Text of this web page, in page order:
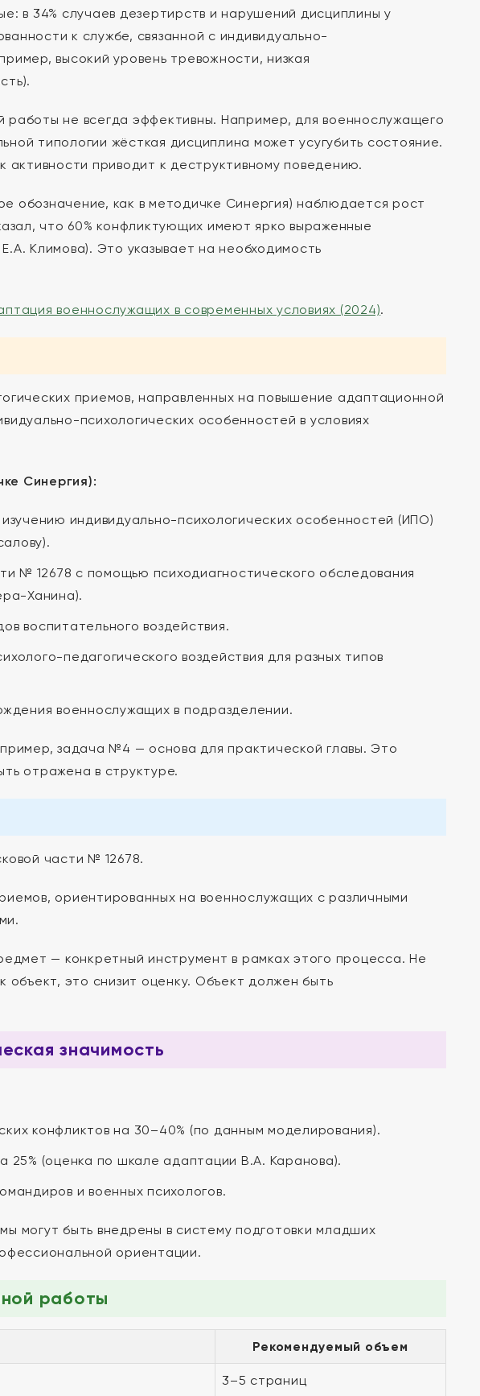
в 34% случаев дезертирств и нарушений дисциплины у
к службе, связанной с индивидуально-
высокий уровень тревожности, низкая
не всегда эффективны. Например, для военнослужащего
типологии жёсткая дисциплина может усугубить состояние.
приводит к деструктивному поведению.
обозначение, как в методичке Синергия) наблюдается рост
что 60% конфликтующих имеют ярко выраженные
Климова). Это указывает на необходимость
военнослужащих в современных условиях (2024).
приемов, направленных на повышение адаптационной
психологических особенностей в условиях
Синергия):
индивидуально-психологических особенностей (ИПО)
№ 12678 с помощью психодиагностического обследования
Ханина).
воспитательного воздействия.
педагогического воздействия для разных типов
военнослужащих в подразделении.
задача №4 — основа для практической главы. Это
отражена в структуре.
части № 12678.
ориентированных на военнослужащих с различными
— конкретный инструмент в рамках этого процесса. Не
это снизит оценку. Объект должен быть
значимость
конфликтов на 30–40% (по данным моделирования).
(оценка по шкале адаптации В.А. Каранова).
и военных психологов.
могут быть внедрены в систему подготовки младших
ориентации.
работы
Рекомендуемый объем
3–5 страниц